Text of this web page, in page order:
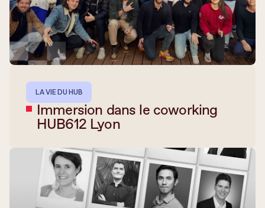
LA VIE DU HUB
Immersion dans le coworking
HUB612 Lyon